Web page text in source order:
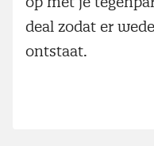
deal zodat er
ontstaat.